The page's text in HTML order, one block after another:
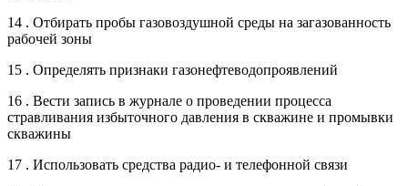
14 . Отбирать пробы газовоздушной среды на загазованность
рабочей зоны
15 . Определять признаки газонефтеводопроявлений
16 . Вести запись в журнале о проведении процесса
стравливания избыточного давления в скважине и промывки
скважины
17 . Использовать средства радио- и телефонной связи